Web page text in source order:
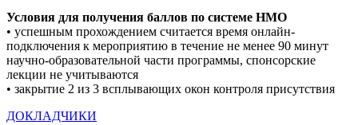
Условия для получения баллов по системе НМO
• успешным прохождением считается время онлайн-
подключения к мероприятию в течение не менее 90 минут
научно-образовательной части программы, спонсорские
лекции не учитываются
• закрытие 2 из 3 всплывающих окон контроля присутствия
ДОКЛАДЧИКИ